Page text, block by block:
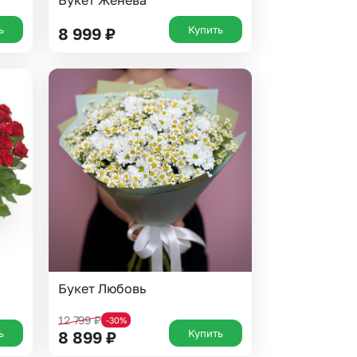
8 999 ₽ Купить
Букет Любовь
12 799₽ -30%
8 899 ₽ Купить